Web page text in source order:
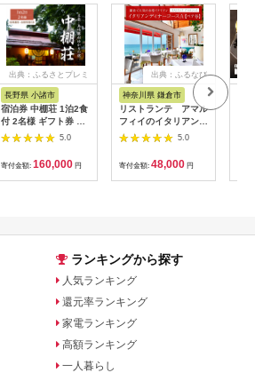
出典：ふるさとプレミ
長野県 小諸市
宿泊券 中棚荘 1泊2食
付 2名様 ギフト券 チ
ケット 券 宿泊 旅行
5.0
寄付金額: 160,000 円
出典：ふるなび
神奈川県 鎌倉市
リストランテ アマル
フィイのイタリアンデ
ィナーコースA ペア
5.0
寄付金額: 48,000 円
ランキングから探す
人気ランキング
還元率ランキング
家電ランキング
高額ランキング
一人暮らし